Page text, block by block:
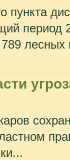
пункта
период
789